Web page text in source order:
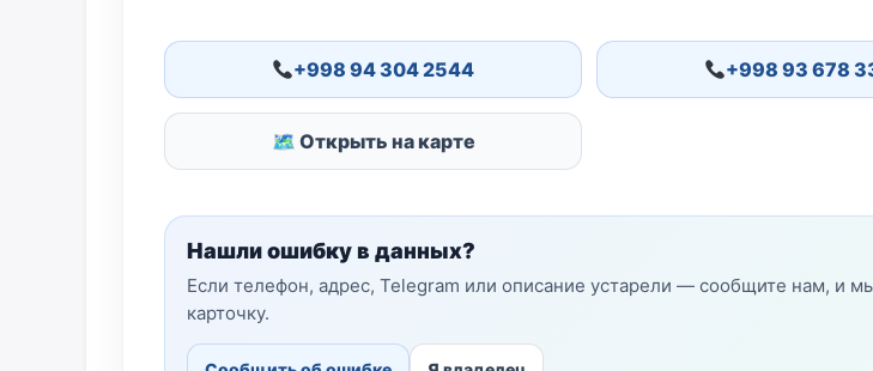
+998 94 304 2544 +998 93 678
🗺 Открыть на карте
Нашли ошибку в данных?
Если телефон, адрес, Telegram или описание устарели — сообщите нам, и
карточку.